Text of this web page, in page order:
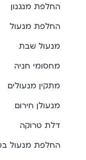
החלפת מנגנון
החלפת מנעול
מנעול שבת
מחסומי חניה
מתקין מנעולים
מנעולן חירום
דלת טרוקה
החלפת מנעול